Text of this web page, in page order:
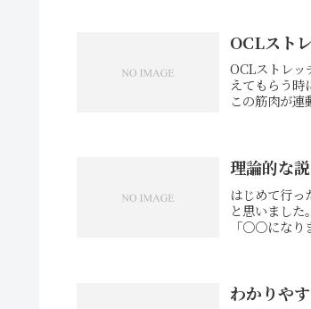
OCLスト
OCLストレッ
えてもらう
この筋肉が
理論的な
はじめて行っ
と思いまし
「○○になり
わかりや